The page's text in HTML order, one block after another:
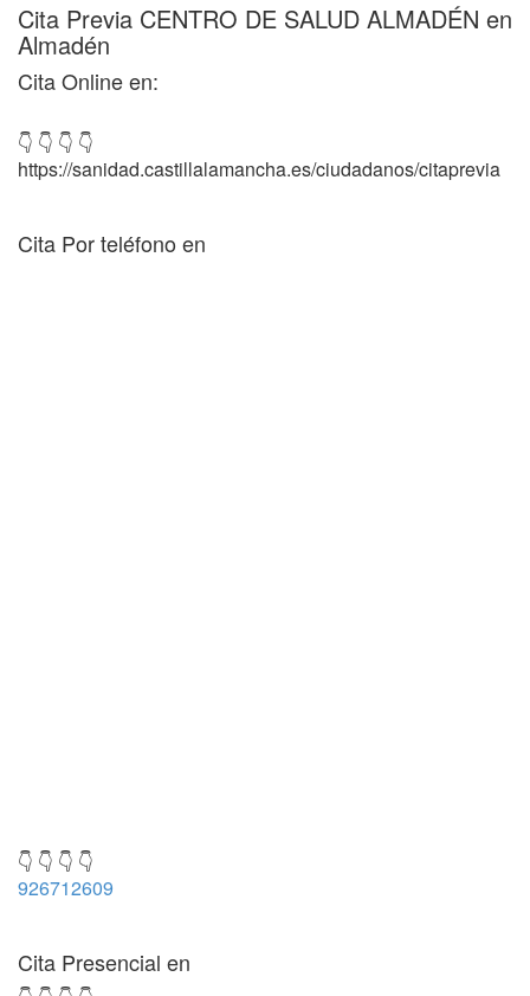
Cita Previa CENTRO DE SALUD ALMADÉN en
Almadén
Cita Online en:
👇 👇 👇 👇
https://sanidad.castillalamancha.es/ciudadanos/citaprevia
Cita Por teléfono en
👇 👇 👇 👇
926712609
Cita Presencial en